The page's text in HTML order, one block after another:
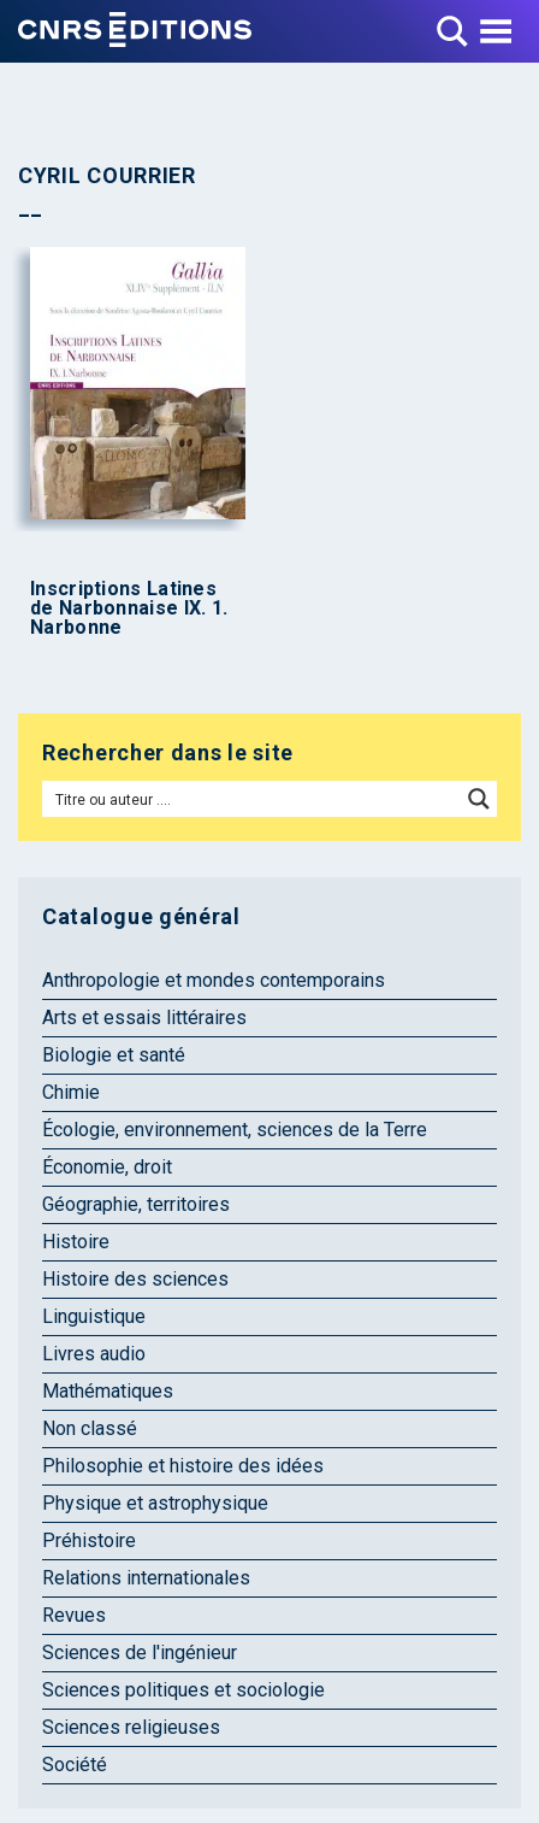
Toggle Menu
CYRIL COURRIER
Inscriptions Latines
de Narbonnaise IX. 1.
Narbonne
Rechercher dans le site
Catalogue général
Anthropologie et mondes contemporains
Arts et essais littéraires
Biologie et santé
Chimie
Écologie, environnement, sciences de la Terre
Économie, droit
Géographie, territoires
Histoire
Histoire des sciences
Linguistique
Livres audio
Mathématiques
Non classé
Philosophie et histoire des idées
Physique et astrophysique
Préhistoire
Relations internationales
Revues
Sciences de l'ingénieur
Sciences politiques et sociologie
Sciences religieuses
Société